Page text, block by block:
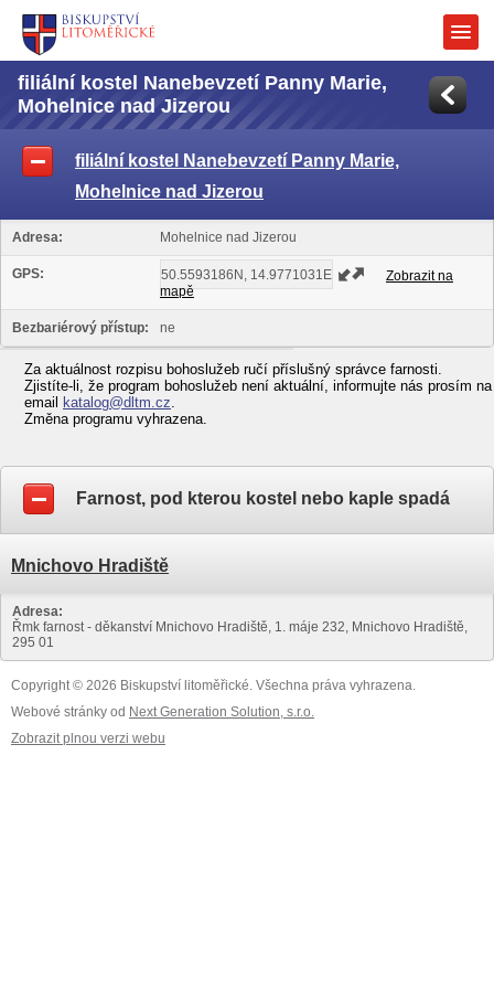
filiální kostel Nanebevzetí Panny Marie,
Mohelnice nad Jizerou
filiální kostel Nanebevzetí Panny Marie,
Mohelnice nad Jizerou
Adresa: Mohelnice nad Jizerou
GPS:
Zobrazit na
mapě
Bezbariérový přístup: ne
Za aktuálnost rozpisu bohoslužeb ručí příslušný správce farnosti.
Zjistíte-li, že program bohoslužeb není aktuální, informujte nás prosím na
email
katalog@dltm.cz.
Změna programu vyhrazena.
Farnost, pod kterou kostel nebo kaple spadá
Mnichovo Hradiště
Adresa:
Řmk farnost - děkanství Mnichovo Hradiště, 1. máje 232, Mnichovo Hradiště,
295 01
Copyright © 2026 Biskupství litoměřické. Všechna práva vyhrazena.
Webové stránky od Next Generation Solution, s.r.o.
Zobrazit plnou verzi webu